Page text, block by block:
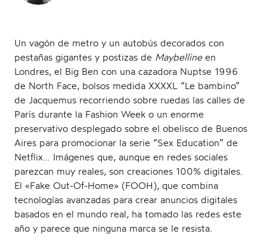
a
Un vagón de metro y un autobús decorados con
pestañas gigantes y postizas de Maybellineen
Londres, el Big Ben con una cazadora Nuptse 1996
de North Face, bolsos medida XXXXL “Le bambino”
de Jacquemus recorriendo sobre ruedas las calles de
París durante la Fashion Week o un enorme
preservativo desplegado sobre el obelisco de Buenos
Aires para promocionar la serie “Sex Education” de
Netflix… Imágenes que, aunque en redes sociales
parezcan muy reales, son creaciones 100% digitales.
El «Fake Out-Of-Home» (FOOH), que combina
tecnologías avanzadas para crear anuncios digitales
basados en el mundo real, ha tomado las redes este
año y parece que ninguna marca se le resista.